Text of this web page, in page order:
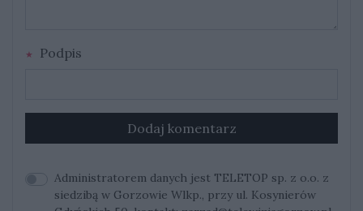
Podpis
Dodaj komentarz
Administratorem danych jest TELETOP sp. z o.o. z
siedzibą w Gorzowie Wlkp., przy ul. Kosynierów